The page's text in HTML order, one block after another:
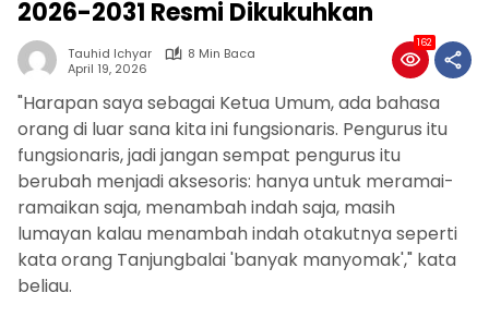
2026-2031 Resmi Dikukuhkan
Tauhid Ichyar
8 Min Baca
April 19, 2026
162
"Harapan saya sebagai Ketua Umum, ada bahasa
orang di luar sana kita ini fungsionaris. Pengurus itu
fungsionaris, jadi jangan sempat pengurus itu
berubah menjadi aksesoris: hanya untuk meramai-
ramaikan saja, menambah indah saja, masih
lumayan kalau menambah indah otakutnya seperti
kata orang Tanjungbalai 'banyak manyomak'," kata
beliau.